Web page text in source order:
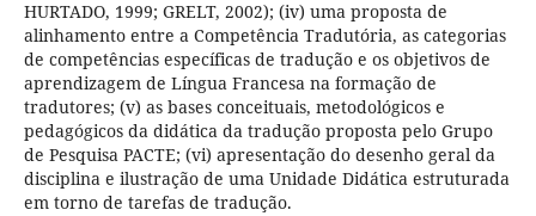
HURTADO, 1999; GRELT, 2002); (iv) uma proposta de
alinhamento entre a Competência Tradutória, as categorias
de competências específicas de tradução e os objetivos de
aprendizagem de Língua Francesa na formação de
tradutores; (v) as bases conceituais, metodológicos e
pedagógicos da didática da tradução proposta pelo Grupo
de Pesquisa PACTE; (vi) apresentação do desenho geral da
disciplina e ilustração de uma Unidade Didática estruturada
em torno de tarefas de tradução.